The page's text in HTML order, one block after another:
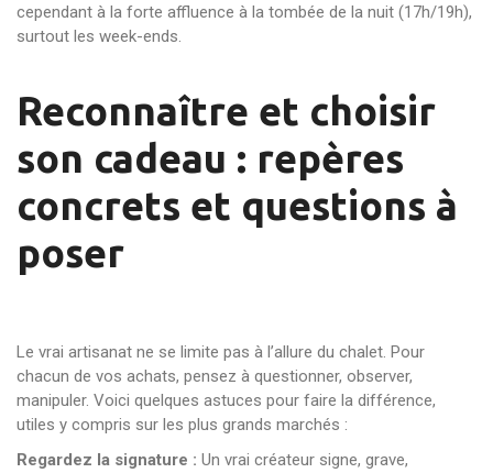
cependant à la forte affluence à la tombée de la nuit (17h/19h),
surtout les week-ends.
Reconnaître et choisir
son cadeau : repères
concrets et questions à
poser
Le vrai artisanat ne se limite pas à l’allure du chalet. Pour
chacun de vos achats, pensez à questionner, observer,
manipuler. Voici quelques astuces pour faire la différence,
utiles y compris sur les plus grands marchés :
Regardez la signature : Un vrai créateur signe, grave,